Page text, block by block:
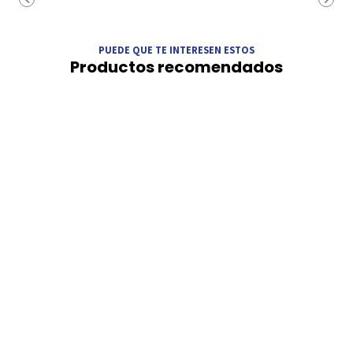
PUEDE QUE TE INTERESEN ESTOS
Productos recomendados